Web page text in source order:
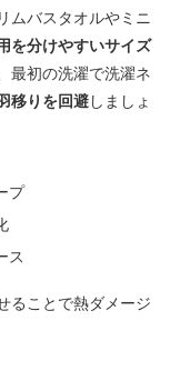
ムバスタオルやミニ
を分けやすいサイズ
最初の洗濯で洗濯ネ
移りを回避しましょ
プ
ス
ることで熱ダメージ